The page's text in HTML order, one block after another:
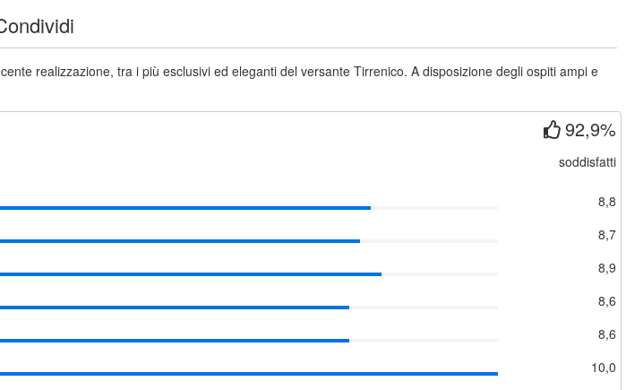
realizzazione, tra i più esclusivi ed eleganti del versante Tirrenico. A disposizione degli ospiti ampi e
92,9%
soddisfatti
8,8
8,7
8,9
8,6
8,6
10,0